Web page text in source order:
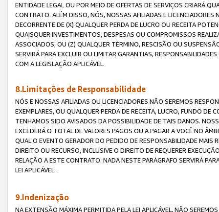
ENTIDADE LEGAL OU POR MEIO DE OFERTAS DE SERVIÇOS CRIARÁ
CONTRATO. ALÉM DISSO, NÓS, NOSSAS AFILIADAS E
DECORRENTE DE (X) QUALQUER PERDA DE LUCRO OU RECEITA
QUAISQUER INVESTIMENTOS, DESPESAS OU COMPROMISSOS
ASSOCIADOS, OU (Z) QUALQUER TÉRMINO, RESCISÃO OU
SERVIRÁ PARA EXCLUIR OU LIMITAR GARANTIAS,
COM A LEGISLAÇÃO APLICÁVEL.
8.Limitações de Responsabilidade
NÓS E NOSSAS AFILIADAS OU LICENCIADORES NÃO SEREMOS
EXEMPLARES, OU QUALQUER PERDA DE RECEITA, LUCRO, FUNDO
TENHAMOS SIDO AVISADOS DA POSSIBILIDADE DE TAIS DANOS.
EXCEDERÁ O TOTAL DE VALORES PAGOS OU A PAGAR A VOCÊ NO
QUAL O EVENTO GERADOR DO PEDIDO DE RESPONSABILIDADE
DIREITO OU RECURSO, INCLUSIVE O DIREITO DE REQUERER
RELAÇÃO A ESTE CONTRATO. NADA NESTE PARÁGRAFO SERVIRÁ
LEI APLICÁVEL.
9.Indenização
NA EXTENSÃO MÁXIMA PERMITIDA PELA LEI APLICÁVEL, NÃO